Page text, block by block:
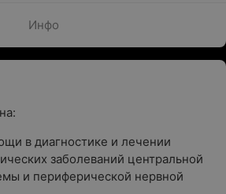
Инфо
в диагностике и лечении
заболеваний центральной
и периферической нервной